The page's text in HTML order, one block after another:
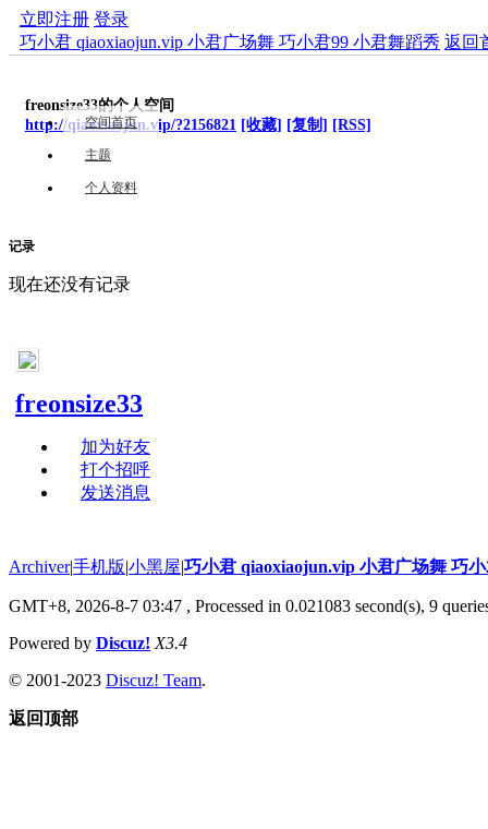
立即注册 登录
巧小君 qiaoxiaojun.vip 小君广场舞 巧小君99 小君舞蹈秀 返回
freonsize33的个人空间
http://qiaoxiaojun.vip/?2156821 [收藏] [复制] [RSS]
空间首页
主题
个人资料
记录
现在还没有记录
freonsize33
加为好友
打个招呼
发送消息
Archiver|手机版|小黑屋|巧小君 qiaoxiaojun.vip 小君广场舞 巧
GMT+8, 2026-8-7 03:47 , Processed in 0.021083 second(s), 9
Powered by Discuz! X3.4
© 2001-2023 Discuz! Team.
返回顶部